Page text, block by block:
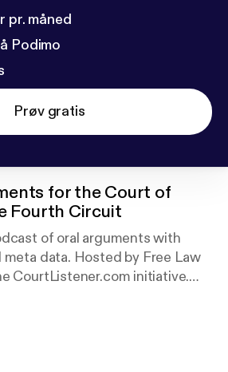
pr. måned
Podimo
Prøv gratis
for the Court of
Fourth Circuit
of oral arguments with
data. Hosted by Free Law
CourtListener.com initiative.